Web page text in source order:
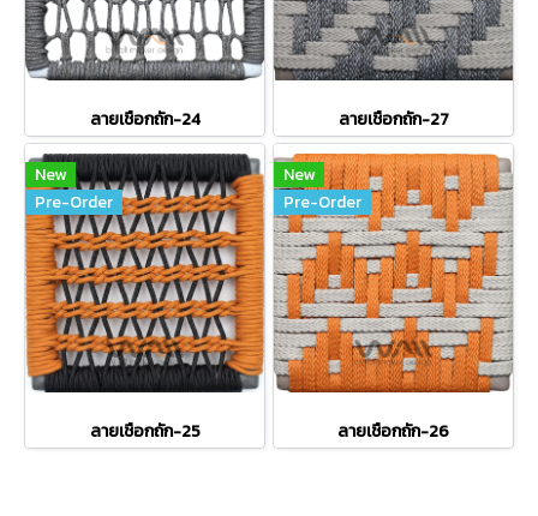
ลายเชือกถัก-24 ลายเชือกถัก-27
New
Pre-Order
ลายเชือกถัก-25
New
Pre-Order
ลายเชือกถัก-26